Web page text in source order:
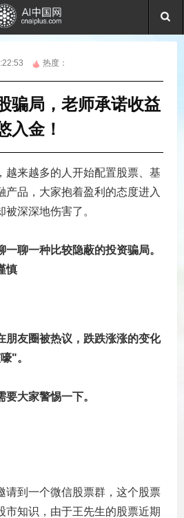
热度：
骗局，老师承诺收益
入金！
越来越多的人开始配置股票、基
产品，大家抱着盈利的态度进入
深深地伤害了。
聊一种比较隐蔽的投资骗局。
慎
友圈被热议，跌跌涨涨的变化
"。
大家警惕一下。
到一个微信股票群，这个股票
市知识，由于王先生的股票近期